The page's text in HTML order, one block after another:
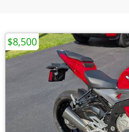
$8,500